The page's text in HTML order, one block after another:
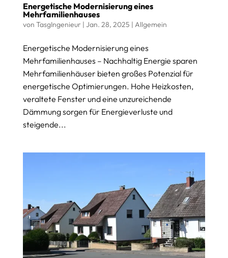
Energetische Modernisierung eines
Mehrfamilienhauses
von TasgIngenieur | Jan. 28, 2025 | Allgemein
Energetische Modernisierung eines
Mehrfamilienhauses – Nachhaltig Energie sparen
Mehrfamilienhäuser bieten großes Potenzial für
energetische Optimierungen. Hohe Heizkosten,
veraltete Fenster und eine unzureichende
Dämmung sorgen für Energieverluste und
steigende...